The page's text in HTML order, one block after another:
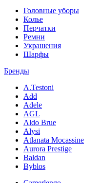
Головные уборы
Колье
Перчатки
Ремни
Украшения
Шарфы
Бренды
A.Testoni
Add
Adele
AGL
Aldo Brue
Alysi
Atlanata Mocassine
Aurora Prestige
Baldan
Byblos